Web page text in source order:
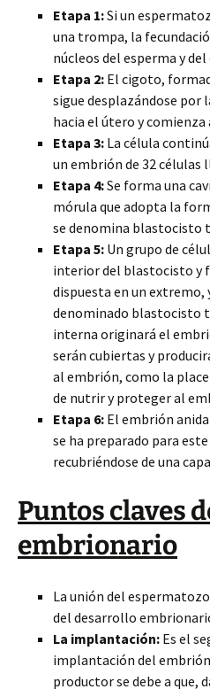
Etapa 1:Si un
una trompa, la
núcleos del esperma y
Etapa 2: El cigoto,
sigue desplazándose por
hacia el útero y comienza
Etapa 3: La célula
un embrión de 32 células
Etapa 4:Se forma una
mórula que adopta la
se denomina blastocisto
Etapa 5: Un grupo de
interior del blastocisto y
dispuesta en un extremo,
denominado blastocisto
interna originará el
serán cubiertas y
al embrión, como la
de nutrir y proteger al
Etapa 6: El embrión
se ha preparado para
recubriéndose de una
Puntos claves
embrionario
La unión del
del desarrollo
La implantación: Es el
implantación del
productor se debe a que,